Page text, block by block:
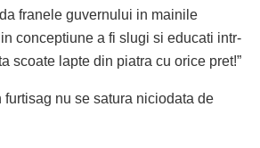
franele guvernului in mainile
conceptiune a fi slugi si educati intr-
scoate lapte din piatra cu orice pret!”
furtisag nu se satura niciodata de